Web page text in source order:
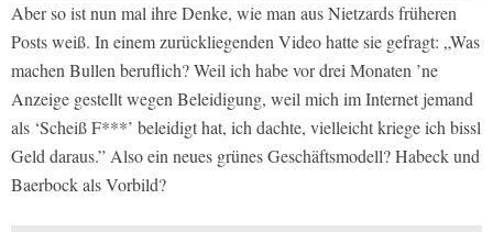
Aber so ist nun mal ihre Denke, wie man aus Nietzards früheren
Posts weiß. In einem zurückliegenden Video hatte sie gefragt: „Was
machen Bullen beruflich? Weil ich habe vor drei Monaten ’ne
Anzeige gestellt wegen Beleidigung, weil mich im Internet jemand
als ‘Scheiß F***’ beleidigt hat, ich dachte, vielleicht kriege ich bissl
Geld daraus.” Also ein neues grünes Geschäftsmodell? Habeck und
Baerbock als Vorbild?